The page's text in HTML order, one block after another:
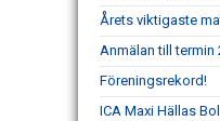
Årets viktigaste
Anmälan till termin
Föreningsrekord!
ICA Maxi Hällas